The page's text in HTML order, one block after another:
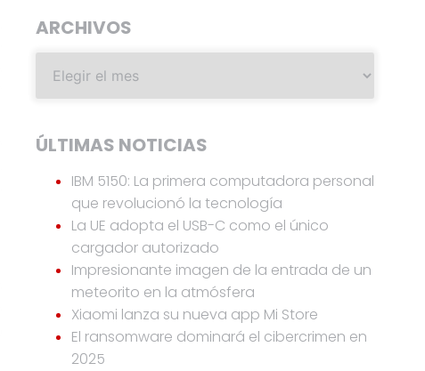
ARCHIVOS
ÚLTIMAS NOTICIAS
IBM 5150: La primera computadora personal
que revolucionó la tecnología
La UE adopta el USB-C como el único
cargador autorizado
Impresionante imagen de la entrada de un
meteorito en la atmósfera
Xiaomi lanza su nueva app Mi Store
El ransomware dominará el cibercrimen en
2025